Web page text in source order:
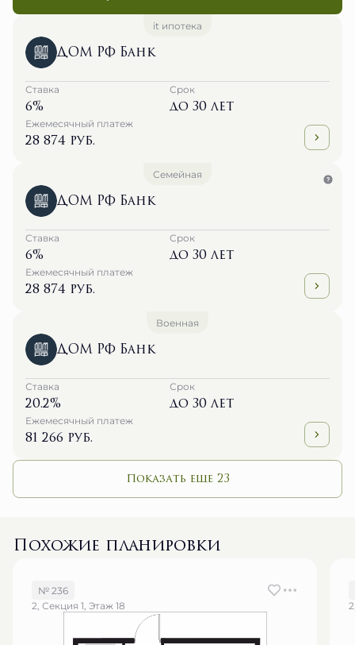
it ипотека
ДОМ РФ Банк
Ставка
6%
Срок
до 30 лет
Ежемесячный платеж
28 874 руб.
Семейная
ДОМ РФ Банк
Ставка
6%
Срок
до 30 лет
Ежемесячный платеж
28 874 руб.
Военная
ДОМ РФ Банк
Ставка
20.2%
Срок
до 30 лет
Ежемесячный платеж
81 266 руб.
Показать еще 23
Похожие планировки
№ 236
2, Секция 1, Этаж 18